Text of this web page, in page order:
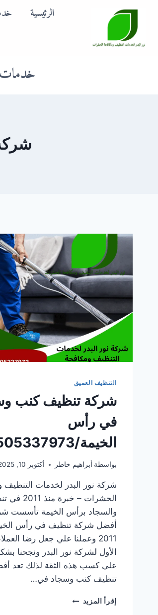
المحتوى
الرئيسية
التنظيف العميق
شركة تنظيف كنب
في رأس
الخيمة/0505337973
بواسطة أبراهيم خاطر أكتوبر 10, 2025
شركة نور البدر لخدمات التنظيف
الحشرات –
والسجاد برأس الخيمة تأسست
أفضل شركة تنظيف في رأس
2011 وعملنا علي جعل رضا
الأول لشركة نور البدر ونجحنا
علي كسب هذه الثقة لذلك تعد
تنظيف كنب وسجاد في…
إقرأ المزيد شركة